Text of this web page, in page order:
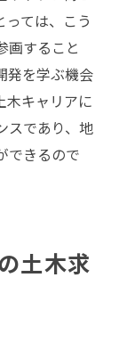
っては、こう
画すること
発を学ぶ機会
木キャリアに
スであり、地
できるので
土木求